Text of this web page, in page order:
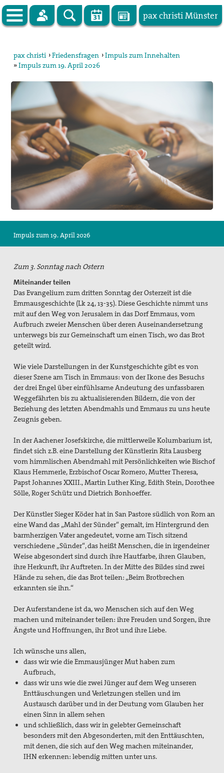
pax christi Münster
pax christi Deutsche Sektion
Vor Ort
Themen
Kampagnen
Publikationen
Facebook
Kontakt
Impressum
Suche
pax christi ›Friedensfragen ›Impuls zum Innehalten
»Impuls zum 19. April 2026
Impuls zum 19. April 2026
Zum 3. Sonntag nach Ostern
Miteinander teilen
Das Evangelium zum dritten Sonntag der Osterzeit ist die
Emmausgeschichte (Lk 24, 13-35). Diese Geschichte nimmt uns
mit auf den Weg von Jerusalem in das Dorf Emmaus, vom
Aufbruch zweier Menschen über deren Auseinandersetzung
unterwegs bis zur Gemeinschaft um einen Tisch, wo das Brot
geteilt wird.
Wie viele Darstellungen in der Kunstgeschichte gibt es von
dieser Szene am Tisch in Emmaus: von der Ikone des Besuchs
der drei Engel über einfühlsame Andeutung des unfassbaren
Weggefährten bis zu aktualisierenden Bildern, die von der
Beziehung des letzten Abendmahls und Emmaus zu uns heute
Zeugnis geben.
In der Aachener Josefskirche, die mittlerweile Kolumbarium ist,
findet sich z.B. eine Darstellung der Künstlerin Rita Lausberg
vom himmlischen Abendmahl mit Persönlichkeiten wie Bischof
Klaus Hemmerle, Erzbischof Oscar Romero, Mutter Theresa,
Papst Johannes XXIII., Martin Luther King, Edith Stein, Dorothee
Sölle, Roger Schütz und Dietrich Bonhoeffer.
Der Künstler Sieger Köder hat in San Pastore südlich von Rom an
eine Wand das „Mahl der Sünder“ gemalt, im Hintergrund den
barmherzigen Vater angedeutet, vorne am Tisch sitzend
verschiedene „Sünder“, das heißt Menschen, die in irgendeiner
Weise abgesondert sind durch ihre Hautfarbe, ihren Glauben,
ihre Herkunft, ihr Auftreten. In der Mitte des Bildes sind zwei
Hände zu sehen, die das Brot teilen: „Beim Brotbrechen
erkannten sie ihn.“
Der Auferstandene ist da, wo Menschen sich auf den Weg
machen und miteinander teilen: ihre Freuden und Sorgen, ihre
Ängste und Hoffnungen, ihr Brot und ihre Liebe.
Ich wünsche uns allen,
dass wir wie die Emmausjünger Mut haben zum
Aufbruch,
dass wir uns wie die zwei Jünger auf dem Weg unseren
Enttäuschungen und Verletzungen stellen und im
Austausch darüber und in der Deutung vom Glauben her
einen Sinn in allem sehen
und schließlich, dass wir in gelebter Gemeinschaft
besonders mit den Abgesonderten, mit den Enttäuschten,
mit denen, die sich auf den Weg machen miteinander,
IHN erkennen: lebendig mitten unter uns.